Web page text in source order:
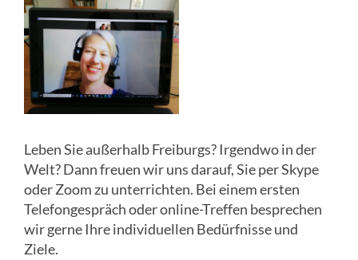
Leben Sie außerhalb Freiburgs? Irgendwo in der
Welt? Dann freuen wir uns darauf, Sie per Skype
oder Zoom zu unterrichten. Bei einem ersten
Telefongespräch oder online-Treffen besprechen
wir gerne Ihre individuellen Bedürfnisse und
Ziele.